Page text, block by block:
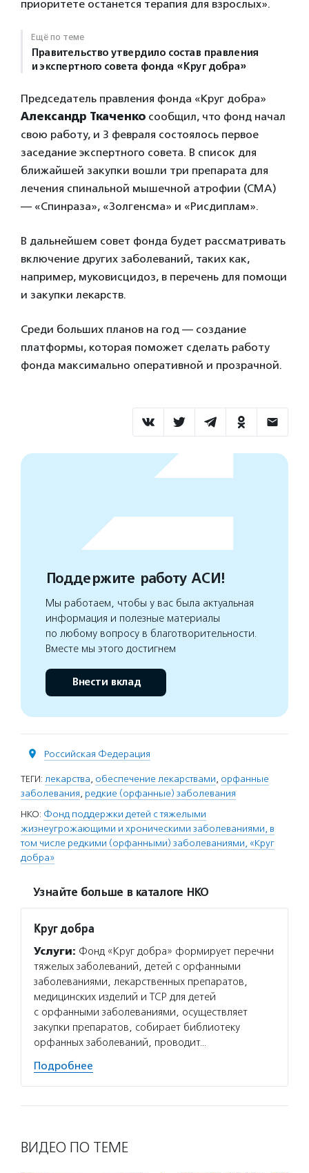
приоритете останется терапия для взрослых».
Ещё по теме
Правительство утвердило состав правления
и экспертного совета фонда «Круг добра»
Председатель правления фонда «Круг добра»
Александр Ткаченко сообщил, что фонд начал
свою работу, и 3 февраля состоялось первое
заседание экспертного совета. В список для
ближайшей закупки вошли три препарата для
лечения спинальной мышечной атрофии (СМА)
— «Спинраза», «Золгенсма» и «Рисдиплам».
В дальнейшем совет фонда будет рассматривать
включение других заболеваний, таких как,
например, муковисцидоз, в перечень для помощи
и закупки лекарств.
Среди больших планов на год — создание
платформы, которая поможет сделать работу
фонда максимально оперативной и прозрачной.
Поддержите работу АСИ!
Мы работаем, чтобы у вас была актуальная
информация и полезные материалы
по любому вопросу в благотворительности.
Вместе мы этого достигнем
Внести вклад
Российская Федерация
ТЕГИ: лекарства, обеспечение лекарствами, орфанные
заболевания, редкие (орфанные) заболевания
НКО: Фонд поддержки детей с тяжелыми
жизнеугрожающими и хроническими заболеваниями, в
том числе редкими (орфанными) заболеваниями, «Круг
добра»
Узнайте больше в каталоге НКО
Круг добра
Услуги: Фонд «Круг добра» формирует перечни
тяжелых заболеваний, детей с орфанными
заболеваниями, лекарственных препаратов,
медицинских изделий и ТСР для детей
с орфанными заболеваниями, осуществляет
закупки препаратов, собирает библиотеку
орфанных заболеваний, проводит…
Подробнее
ВИДЕО ПО ТЕМЕ